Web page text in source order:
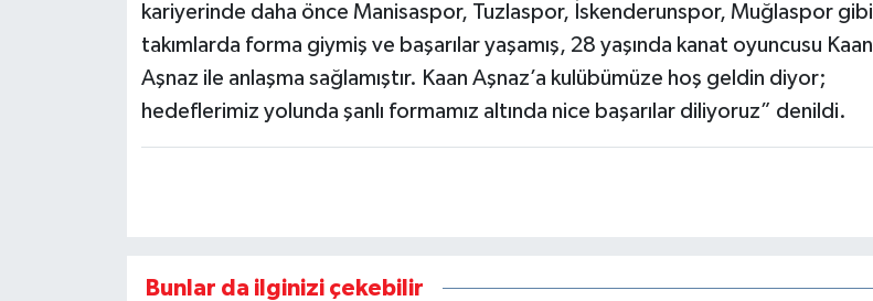
kariyerinde daha önce Manisaspor, Tuzlaspor, İskenderunspor, Muğlaspor gibi
takımlarda forma giymiş ve başarılar yaşamış, 28 yaşında kanat oyuncusu Kaan
Aşnaz ile anlaşma sağlamıştır. Kaan Aşnaz’a kulübümüze hoş geldin diyor;
hedeflerimiz yolunda şanlı formamız altında nice başarılar diliyoruz” denildi.
Bunlar da ilginizi çekebilir